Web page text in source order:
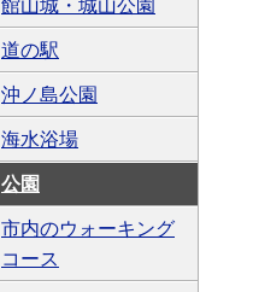
館山城・城山公園
道の駅
沖ノ島公園
海水浴場
公園
市内のウォーキング
コース